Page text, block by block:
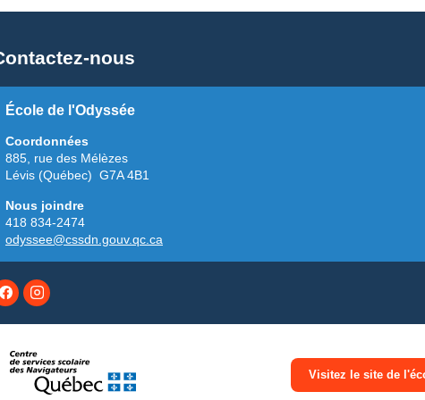
nous
École de l'Odyssée
Coordonnées
885, rue des Mélèzes
Lévis (Québec) G7A 4B1
Nous joindre
418 834-2474
odyssee@cssdn.gouv.qc.ca
Visitez le site de